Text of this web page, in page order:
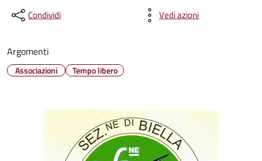
Condividi Vedi azioni
Argomenti
Associazioni Tempo libero